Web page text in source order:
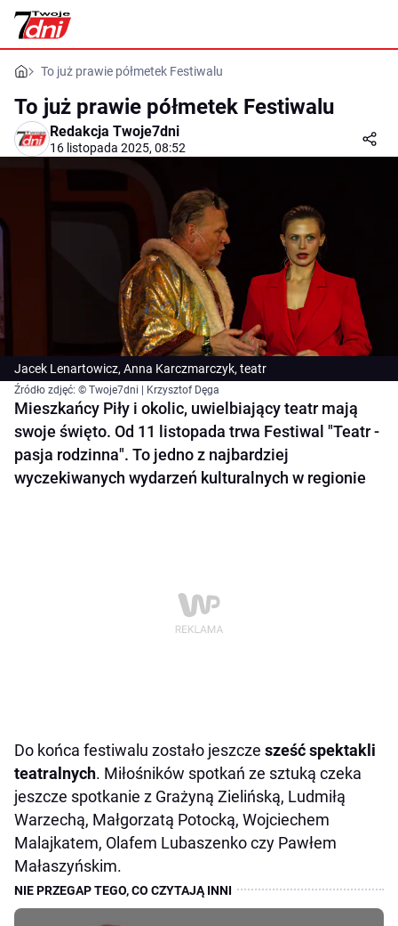
To już prawie półmetek Festiwalu
To już prawie półmetek Festiwalu
Redakcja Twoje7dni
16 listopada 2025, 08:52
Jacek Lenartowicz, Anna Karczmarczyk, teatr
Źródło zdjęć: © Twoje7dni | Krzysztof Dęga
Mieszkańcy Piły i okolic, uwielbiający teatr mają
swoje święto. Od 11 listopada trwa Festiwal "Teatr -
pasja rodzinna". To jedno z najbardziej
wyczekiwanych wydarzeń kulturalnych w regionie
Do końca festiwalu zostało jeszcze sześć spektakli
teatralnych. Miłośników spotkań ze sztuką czeka
jeszcze spotkanie z Grażyną Zielińską, Ludmiłą
Warzechą, Małgorzatą Potocką, Wojciechem
Malajkatem, Olafem Lubaszenko czy Pawłem
Małaszyńskim.